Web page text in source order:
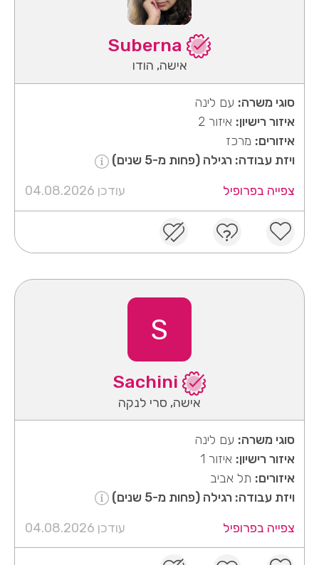
אישה, הודו
סוגי משרה: עם לינה
איזור רישיון: איזור 2
איזורים: מרכז
ויזת עבודה: רגילה (פחות מ-5 שנים)
צפייה בפרופיל
עודכן 04.08.2026
S
אישה, סרי לנקה
סוגי משרה: עם לינה
איזור רישיון: איזור 1
איזורים: תל אביב
ויזת עבודה: רגילה (פחות מ-5 שנים)
צפייה בפרופיל
עודכן 04.08.2026